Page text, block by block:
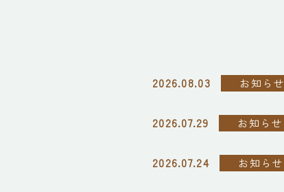
2026.08.03 お知らせ
2026.07.29 お知らせ
2026.07.24 お知らせ